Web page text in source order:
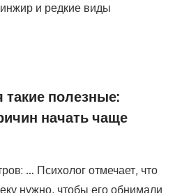
и редкие виды
полезные:
начать чаще
… Психолог отмечает, что
нужно, чтобы его обнимали